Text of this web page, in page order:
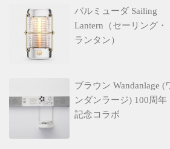
バルミューダ Sailing
Lantern（セーリング・
ランタン）
ブラウン Wandanlage (
ンダンラージ) 100周年
記念コラボ